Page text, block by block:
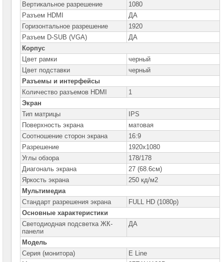
Мониторы
Philips
28"
-
55"
LCD-
панели
Philips
Мониторы
DELL
Мониторы
Gigabyte
Мониторы
Iiyama
Мониторы
Hiper
Мониторы
Huawei
Мониторы
HP
Мониторы
Lenovo
Мониторы
Вертикальное разрешение
1080
Разъем HDMI
ДА
Горизонтальное разрешение
1920
Разъем D-SUB (VGA)
ДА
Корпус
Цвет рамки
черный
Цвет подставки
черный
Разъемы и интерфейсы
Количество разъемов HDMI
1
Экран
Тип матрицы
IPS
Поверхность экрана
матовая
Соотношение сторон экрана
16:9
Разрешение
1920x1080
Углы обзора
178/178
Диагональ экрана
27 (68.6см)
Яркость экрана
250 кд/м2
Мультимедиа
Стандарт разрешения экрана
FULL HD (1080p)
Основные характеристики
Светодиодная подсветка ЖК-
панели
ДА
Модель
Серия (монитора)
E Line